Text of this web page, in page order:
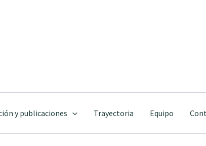
y publicaciones Trayectoria Equipo